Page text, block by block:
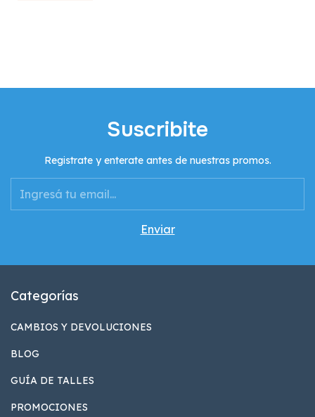
Suscribite
Registrate y enterate antes de nuestras promos.
Categorías
CAMBIOS Y DEVOLUCIONES
BLOG
GUÍA DE TALLES
PROMOCIONES